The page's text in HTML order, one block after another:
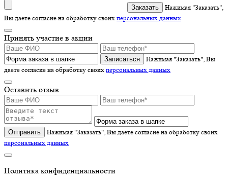
Нажимая "Заказать",
Вы даете согласие на обработку своих персональных данных
Принять участие в акции
Записаться
Нажимая "Заказать", Вы
даете согласие на обработку своих персональных данных
Оставить отзыв
Отправить
Нажимая "Заказать", Вы даете согласие на обработку своих
персональных данных
Политика конфиденциальности